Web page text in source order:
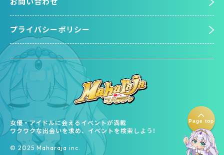
Page top
女優・アイドルに会えるイベントが満載
ワクワクな出会いを求め、イベントを検索しよう!
©︎ 2025 Maharaja inc.
お問い合わせ
プライバシーポリシー